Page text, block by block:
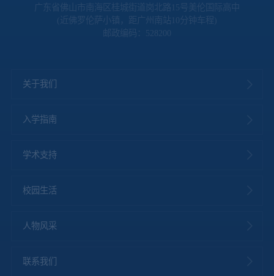
广东省佛山市南海区桂城街道岗北路15号美伦国际高中
(近佛罗伦萨小镇，距广州南站10分钟车程)
邮政编码：528200
关于我们
入学指南
学术支持
校园生活
人物风采
联系我们